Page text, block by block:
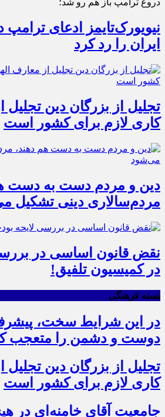
دروغ ترامپ باز هم رو شد؛
نیویورک‌تایمز ادعای ترامپ
ایران را رد کرد
تجلیل از بزرگان دین
کاری لازم برای کشور است
دین و مردم دست به‌ دست
مردم‌سالاری دینی تشکیل
نقض قانون اساسی در
در کمیسیون تلفیق!
بسته فرهنگی
در این شرایط سخت،
دوست و دشمن را متعجب
تجلیل از بزرگان دین
کاری لازم برای کشور است
جامعیت آقای خامنه‌ای در